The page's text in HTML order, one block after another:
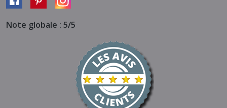
Note globale : 5/5